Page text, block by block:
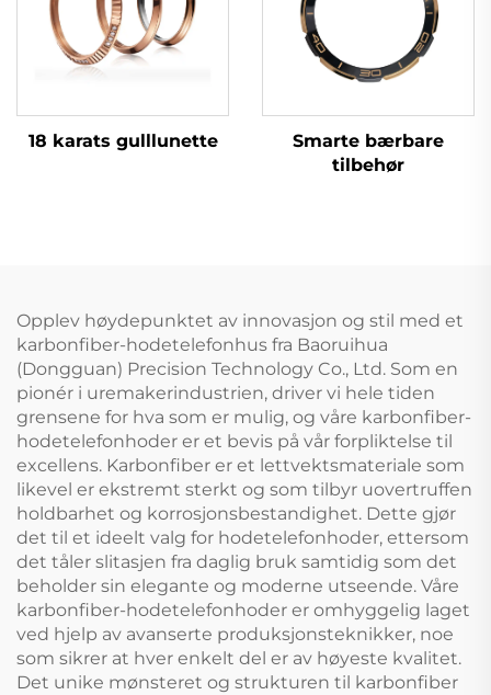
18 karats gulllunette
Smarte bærbare
tilbehør
Opplev høydepunktet av innovasjon og stil med et
karbonfiber-hodetelefonhus fra Baoruihua
(Dongguan) Precision Technology Co., Ltd. Som en
pionér i uremakerindustrien, driver vi hele tiden
grensene for hva som er mulig, og våre karbonfiber-
hodetelefonhoder er et bevis på vår forpliktelse til
excellens. Karbonfiber er et lettvektsmateriale som
likevel er ekstremt sterkt og som tilbyr uovertruffen
holdbarhet og korrosjonsbestandighet. Dette gjør
det til et ideelt valg for hodetelefonhoder, ettersom
det tåler slitasjen fra daglig bruk samtidig som det
beholder sin elegante og moderne utseende. Våre
karbonfiber-hodetelefonhoder er omhyggelig laget
ved hjelp av avanserte produksjonsteknikker, noe
som sikrer at hver enkelt del er av høyeste kvalitet.
Det unike mønsteret og strukturen til karbonfiber